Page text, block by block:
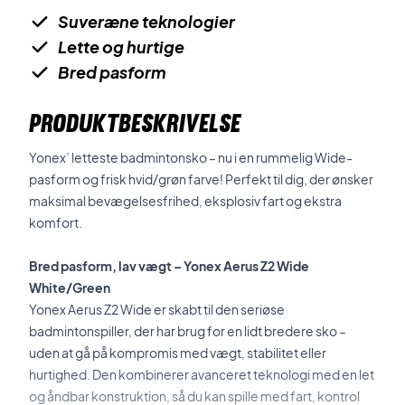
Suveræne teknologier
Lette og hurtige
Bred pasform
PRODUKTBESKRIVELSE
Yonex’ letteste badmintonsko – nu i en rummelig Wide-
pasform og frisk hvid/grøn farve! Perfekt til dig, der ønsker
maksimal bevægelsesfrihed, eksplosiv fart og ekstra
komfort.
Bred pasform, lav vægt – Yonex Aerus Z2 Wide
White/Green
Yonex Aerus Z2 Wide er skabt til den seriøse
badmintonspiller, der har brug for en lidt bredere sko –
uden at gå på kompromis med vægt, stabilitet eller
hurtighed. Den kombinerer avanceret teknologi med en let
og åndbar konstruktion, så du kan spille med fart, kontrol